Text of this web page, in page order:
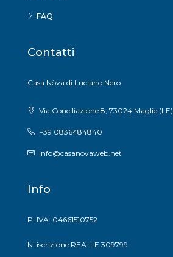
FAQ
Contatti
Casa Nòva di Luciano Nero
Via Conciliazione 8, 73024 Maglie (LE)
+39 0836484840
info@casanovaweb.net
Info
P. IVA: 04661510752
N. iscrizione REA: LE 309799